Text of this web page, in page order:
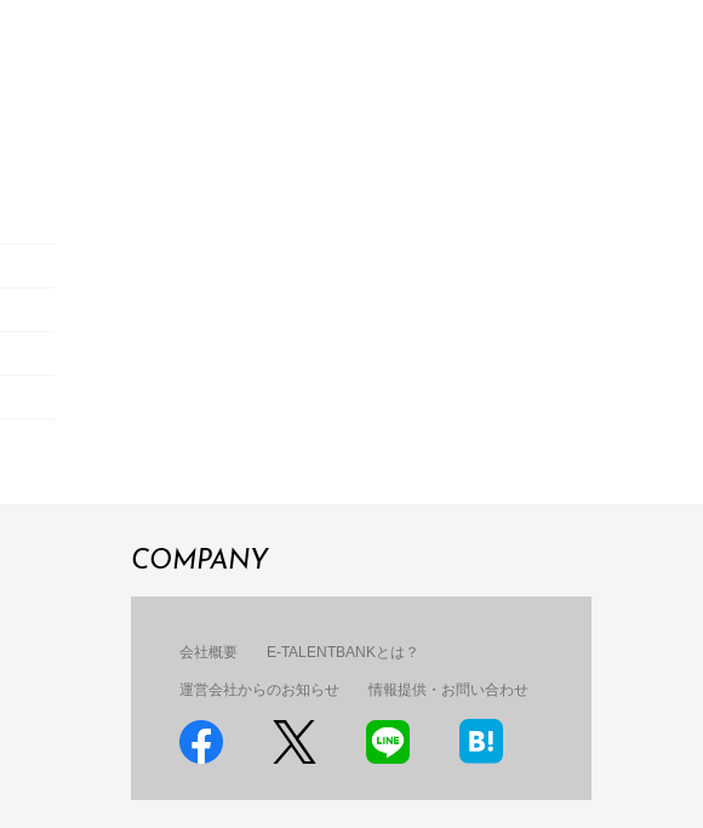
COMPANY
会社概要 E-TALENTBANKとは？
運営会社からのお知らせ 情報提供・お問い合わせ